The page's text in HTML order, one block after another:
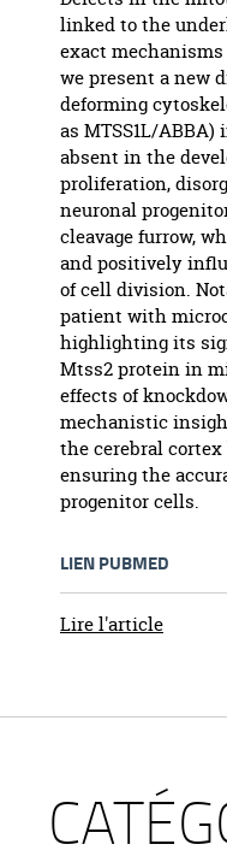
linked to the
exact
we present a new
deforming
as MTSS1L/
absent in the
proliferation,
neuronal
cleavage furrow,
and positively
of cell division.
patient with
highlighting its
Mtss2 protein in
effects of
mechanistic
the cerebral
ensuring the
progenitor cells.
LIEN PUBMED
Lire l'article